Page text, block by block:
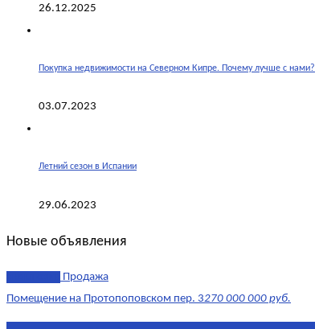
26.12.2025
Покупка недвижимости на Северном Кипре. Почему лучше с нами?
03.07.2023
Летний сезон в Испании
29.06.2023
Новые объявления
Продажа
Помещение на Протопоповском пер. 3270 000 000 руб.